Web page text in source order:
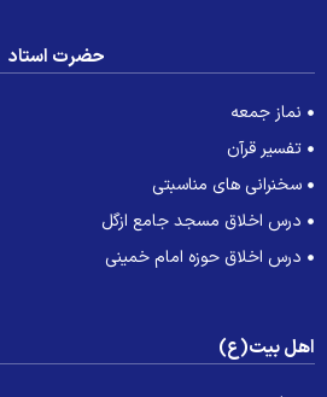
حضرت استاد
نماز جمعه
تفسیر قرآن
سخنرانی های مناسبتی
درس اخلاق مسجد جامع ازگل
درس اخلاق حوزه امام خمینی
بیت(ع)